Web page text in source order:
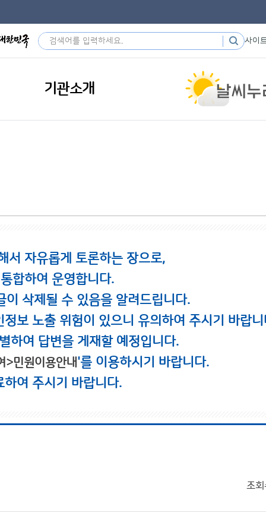
사이
기관소개
서 자유롭게 토론하는 장으로,
합하여 운영합니다.
삭제될 수 있음을 알려드립니다.
보 노출 위험이 있으니 유의하여 주시기 바랍니
하여 답변을 게재할 예정입니다.
>민원이용안내'를 이용하시기 바랍니다.
여 주시기 바랍니다.
조회